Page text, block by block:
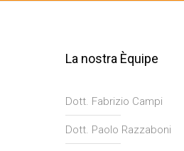
La nostra Èquipe
Dott. Fabrizio Campi
Dott. Paolo Razzaboni